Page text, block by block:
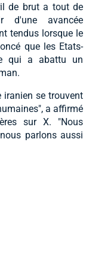
de brut a tout de
d'une avancée
tendus lorsque le
que les Etats-
qui a abattu un
iranien se trouvent
a affirmé
sur X. "Nous
parlons aussi